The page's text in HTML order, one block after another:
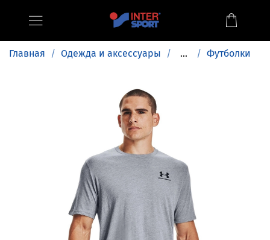
Главная Одежда и аксессуары ... Футболки